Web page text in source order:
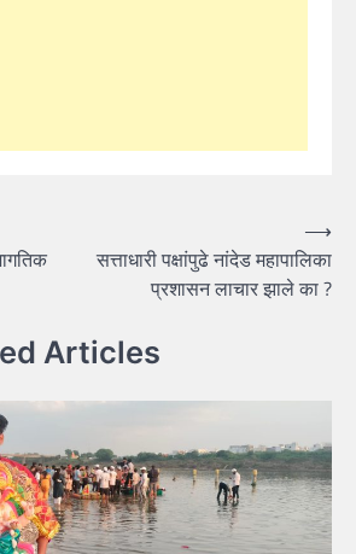
सत्ताधारी पक्षांपुढे नांदेड महापालिका
प्रशासन लाचार झाले का ?
⟶
Articles